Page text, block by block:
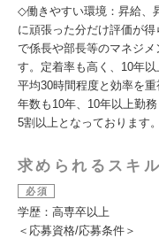
◇働きやすい環境：昇給、
に頑張った分だけ評価が
で係長や部長等のマネジ
す。定着率も高く、10年
平均30時間程度と効率を
年数も10年、10年以上勤
5割以上となっております。
求められるスキ
必須
学歴：高専卒以上
＜応募資格/応募条件＞